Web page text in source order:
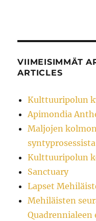
VIIMEISIMMÄT
ARTICLES
Kulttuuripolun
Apimondia
Maljojen
Kulttuuripolun
Sanctuary
Lapset
Mehiläisten
Quadrennialeen